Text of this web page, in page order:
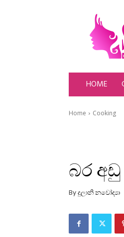
HOME
Home Cooking
බර
By දුලානි නවෝද්‍යා